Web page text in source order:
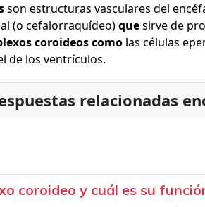
son estructuras vasculares del
(o cefalorraquídeo)quesirve de
coroideos como las células
de los ventrículos.
relacionadas
coroideo y cuál es su